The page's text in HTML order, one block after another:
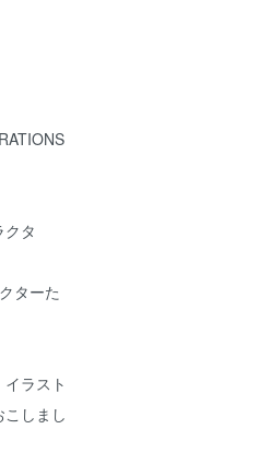
クタ
ターた
ラスト
しまし